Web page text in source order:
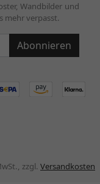
Wandbilder und
mehr verpasst.
Abonnieren
zzgl. Versandkosten